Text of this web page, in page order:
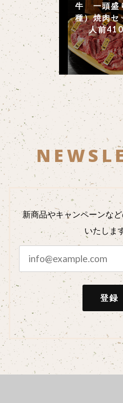
牛 一頭盛
種）焼肉セ
人前
新商品やキャンペーンな
いたしま
登録